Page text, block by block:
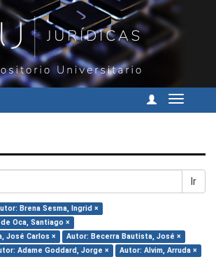
Cambiar
Ir
Brena Sesma, Ingrid ×
Oca, Santiago ×
José Carlos ×
Autor: Becerra Bautista, José ×
Adame Goddard, Jorge × Autor: Alvim, Arruda ×